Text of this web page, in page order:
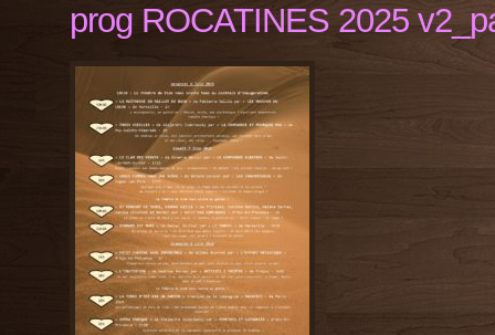
prog ROCATINES 2025